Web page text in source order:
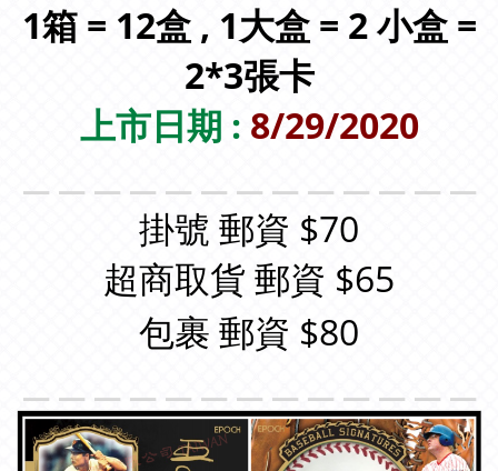
1箱 = 12盒 , 1大盒 = 2 小盒 =
2*3張卡
上市日期 : 8/29/2020
掛號 郵資 $70
超商取貨 郵資 $65
包裹 郵資 $80